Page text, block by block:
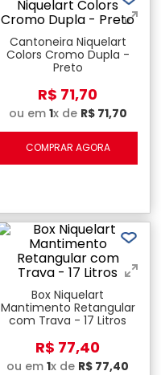
Cantoneira Niquelart
Colors Cromo Dupla -
Preto
R$ 71,70
ou em 1x de R$ 71,70
COMPRAR AGORA
Box Niquelart
Mantimento Retangular
com Trava - 17 Litros
R$ 77,40
ou em 1x de R$ 77,40